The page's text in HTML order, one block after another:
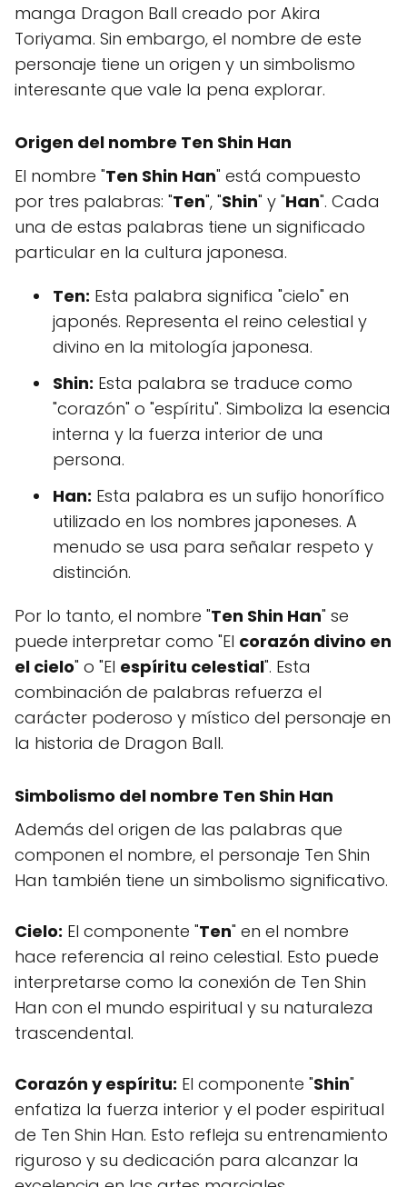
manga Dragon Ball creado por Akira
Toriyama. Sin embargo, el nombre de este
personaje tiene un origen y un simbolismo
interesante que vale la pena explorar.
Origen del nombre Ten Shin Han
El nombre "Ten Shin Han" está compuesto
por tres palabras: "Ten", "Shin" y "Han". Cada
una de estas palabras tiene un significado
particular en la cultura japonesa.
Ten: Esta palabra significa "cielo" en
japonés. Representa el reino celestial y
divino en la mitología japonesa.
Shin: Esta palabra se traduce como
"corazón" o "espíritu". Simboliza la esencia
interna y la fuerza interior de una
persona.
Han: Esta palabra es un sufijo honorífico
utilizado en los nombres japoneses. A
menudo se usa para señalar respeto y
distinción.
Por lo tanto, el nombre "Ten Shin Han" se
puede interpretar como "El corazón divino en
el cielo" o "El espíritu celestial". Esta
combinación de palabras refuerza el
carácter poderoso y místico del personaje en
la historia de Dragon Ball.
Simbolismo del nombre Ten Shin Han
Además del origen de las palabras que
componen el nombre, el personaje Ten Shin
Han también tiene un simbolismo significativo.
Cielo: El componente "Ten" en el nombre
hace referencia al reino celestial. Esto puede
interpretarse como la conexión de Ten Shin
Han con el mundo espiritual y su naturaleza
trascendental.
Corazón y espíritu: El componente "Shin"
enfatiza la fuerza interior y el poder espiritual
de Ten Shin Han. Esto refleja su entrenamiento
riguroso y su dedicación para alcanzar la